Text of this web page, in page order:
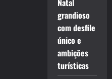
Natal
grandioso
com desfile
único e
ambições
turísticas